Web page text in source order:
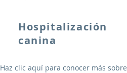
Hospitalización
canina
Haz clic aquí para conocer más sobre